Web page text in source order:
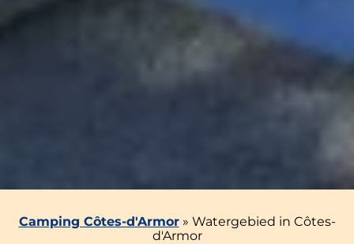
Camping Côtes-d'Armor» Watergebied in Côtes-
d'Armor